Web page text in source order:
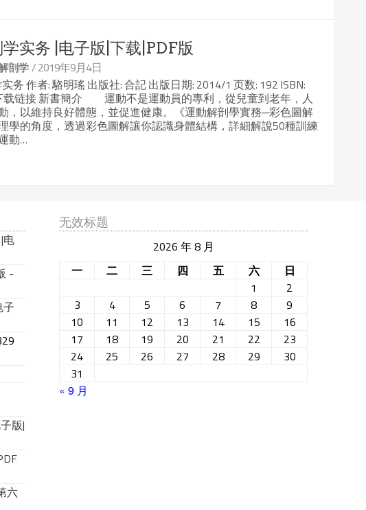
学实务 |电子版|下载|PDF版
剖学/ 2019年9月4日
务 作者: 駱明瑤 出版社: 合記 出版日期: 2014/1 页数: 192 ISBN:
载链接 新書簡介 運動不是運動員的專利，從兒童到老年，人
，以維持良好體態，並促進健康。《運動解剖學實務─彩色圖解
學的角度，透過彩色圖解讓你認識身體結構，詳細解說50種訓練
動…
-
版|
六
无效标题
2026 年 8 月
一
二 三 四 五 六
日
1
2
3
4 5 6 7 8
9
10
11 12 13 14 15
16
17
18 19 20 21 22
23
24
25 26 27 28 29
30
31
« 9 月